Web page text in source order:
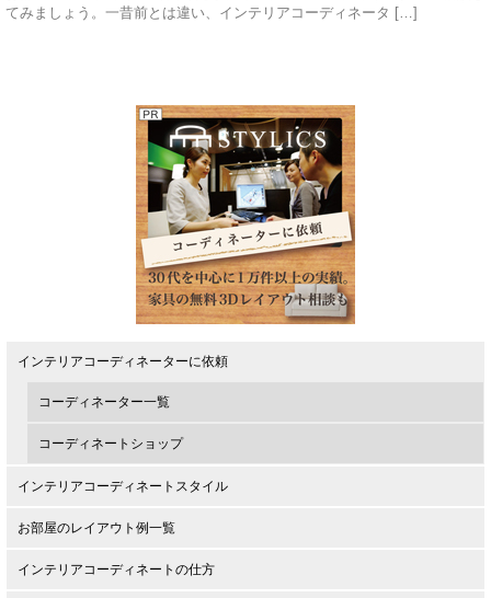
てみましょう。一昔前とは違い、インテリアコーディネータ […]
インテリアコーディネーターに依頼
コーディネーター一覧
コーディネートショップ
インテリアコーディネートスタイル
お部屋のレイアウト例一覧
インテリアコーディネートの仕方